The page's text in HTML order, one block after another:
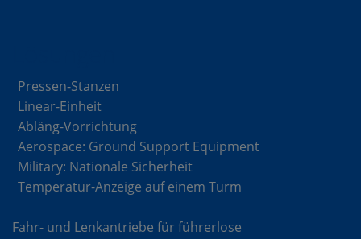
Pressen-Stanzen
Linear-Einheit
Abläng-Vorrichtung
Aerospace: Ground Support Equipment
Military: Nationale Sicherheit
Temperatur-Anzeige auf einem Turm
Fahr- und Lenkantriebe für führerlose